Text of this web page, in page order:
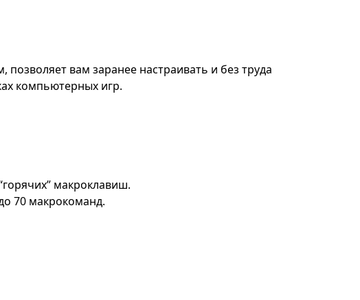
вам заранее настраивать и без труда
компьютерных игр.
макроклавиш.
70 макрокоманд.